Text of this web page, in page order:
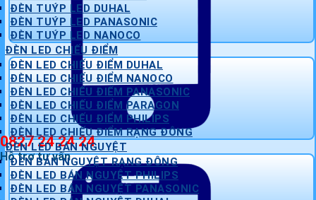
0827 24 24 24
Hỗ trợ tư vấn
ĐÈN TUÝP LED DUHAL
ĐÈN TUÝP LED PANASONIC
ĐÈN TUÝP LED NANOCO
ĐÈN LED CHIẾU ĐIỂM
ĐÈN LED CHIẾU ĐIỂM DUHAL
ĐÈN LED CHIẾU ĐIỂM NANOCO
ĐÈN LED CHIẾU ĐIỂM PANASONIC
ĐÈN LED CHIẾU ĐIỂM PARAGON
ĐÈN LED CHIẾU ĐIỂM PHILIPS
ĐÈN LED CHIẾU ĐIỂM RẠNG ĐÔNG
ĐÈN LED BÁN NGUYỆT
ĐÈN BÁN NGUYỆT RẠNG ĐÔNG
ĐÈN LED BÁN NGUYỆT PHILIPS
ĐÈN LED BÁN NGUYỆT PANASONIC